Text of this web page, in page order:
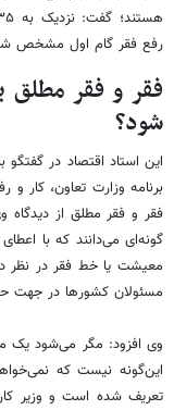
رفع فقر گام اول مشخص
فقر و فقر مطلق
شود؟
این استاد اقتصاد در گفتگو
برنامه وزارت تعاون، کار و
فقر و فقر مطلق از
‌گونه‌ای می‌دانند که با
معیشت یا خط فقر در نظر
مسئولان کشورها در جهت
وی افزود: مگر می‌شود یک
این‌گونه نیست که
تعریف شده است و وزیر